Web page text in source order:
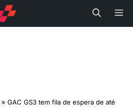
» GAC GS3 tem fila de espera de até